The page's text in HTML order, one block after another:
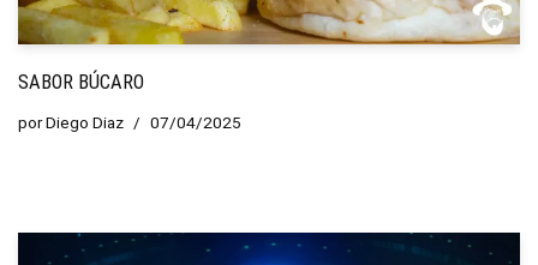
SABOR BÚCARO
porDiego Diaz 07/04/2025